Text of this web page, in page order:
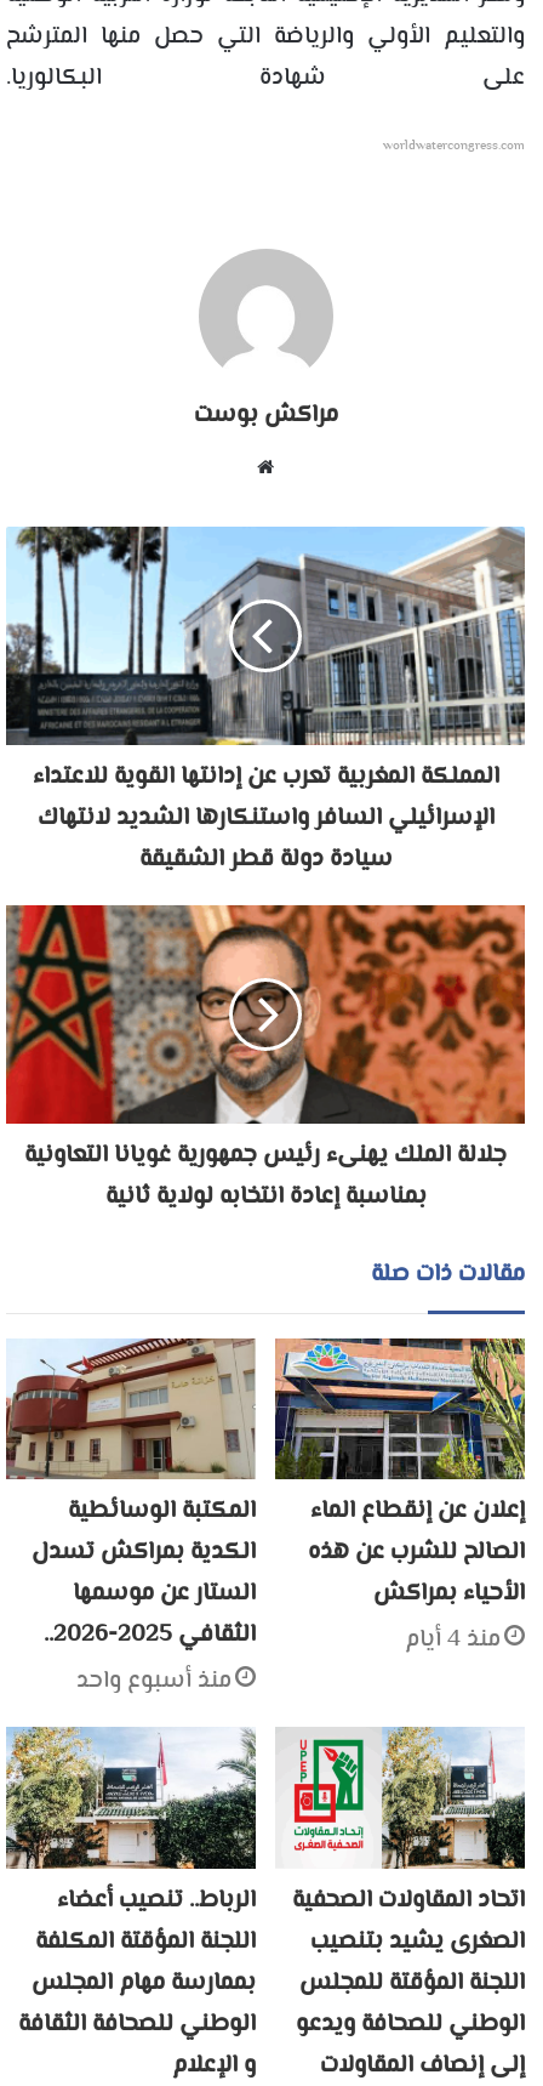
والتعليم الأولي والرياضة التي حصل منها المترشح
على شهادة البكالوريا.
worldwatercongress.com
مراكش بوست
المملكة المغربية تعرب عن إدانتها القوية للاعتداء
الإسرائيلي السافر واستنكارها الشديد لانتهاك
سيادة دولة قطر الشقيقة
جلالة الملك يهنىء رئيس جمهورية غويانا التعاونية
بمناسبة إعادة انتخابه لولاية ثانية
مقالات ذات صلة
إعلان عن إنقطاع الماء
الصالح للشرب عن هذه
الأحياء بمراكش
منذ 4 أيام
المكتبة الوسائطية
الكدية بمراكش تسدل
الستار عن موسمها
الثقافي 2025-2026..
منذ أسبوع واحد
اتحاد المقاولات الصحفية
الصغرى يشيد بتنصيب
اللجنة المؤقتة للمجلس
الوطني للصحافة ويدعو
إلى إنصاف المقاولات
الرباط.. تنصيب أعضاء
اللجنة المؤقتة المكلفة
بممارسة مهام المجلس
الوطني للصحافة الثقافة
و الإعلام